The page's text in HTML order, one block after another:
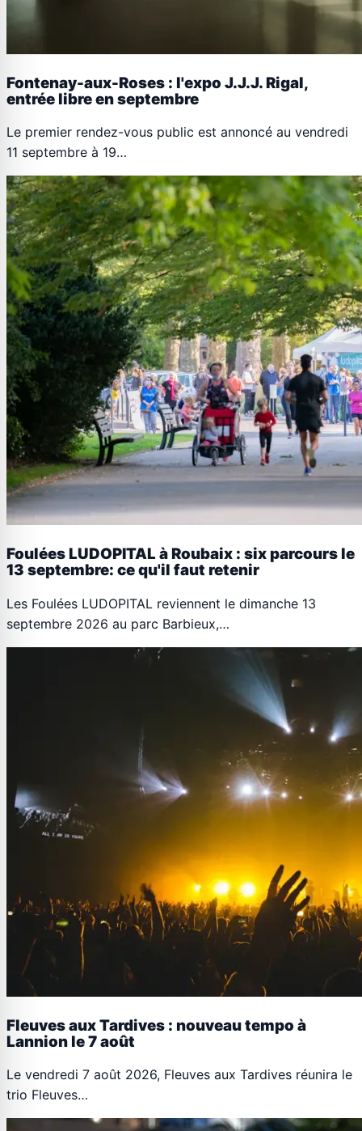
Fontenay-aux-Roses : l'expo J.J.J. Rigal,
entrée libre en septembre
Le premier rendez-vous public est annoncé au vendredi
11 septembre à 19…
Foulées LUDOPITAL à Roubaix : six parcours le
13 septembre: ce qu'il faut retenir
Les Foulées LUDOPITAL reviennent le dimanche 13
septembre 2026 au parc Barbieux,…
Fleuves aux Tardives : nouveau tempo à
Lannion le 7 août
Le vendredi 7 août 2026, Fleuves aux Tardives réunira le
trio Fleuves…